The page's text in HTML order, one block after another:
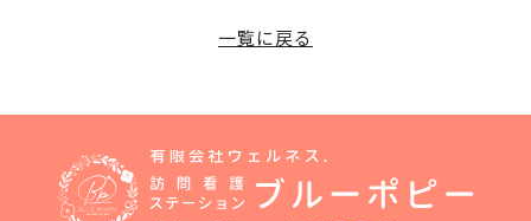
一覧に戻る